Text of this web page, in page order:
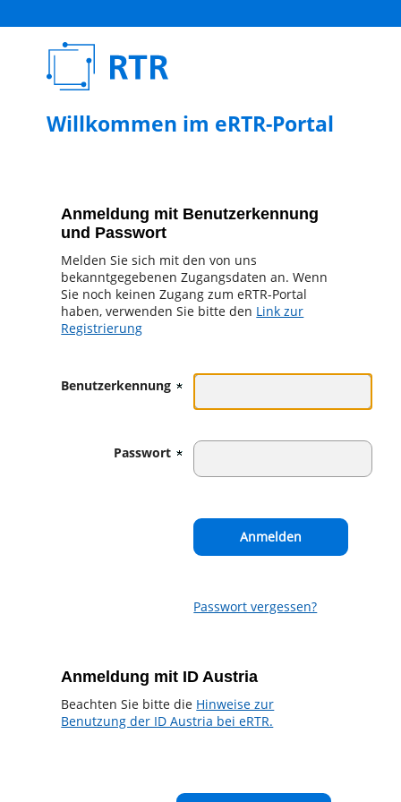
Willkommen im eRTR-Portal
Anmeldung mit Benutzerkennung
und Passwort
Melden Sie sich mit den von uns
bekanntgegebenen Zugangsdaten an. Wenn
Sie noch keinen Zugang zum eRTR-Portal
haben, verwenden Sie bitte den Link zur
Registrierung
Benutzerkennung
Passwort
Passwort vergessen?
Anmeldung mit ID Austria
Beachten Sie bitte die Hinweise zur
Benutzung der ID Austria bei eRTR.